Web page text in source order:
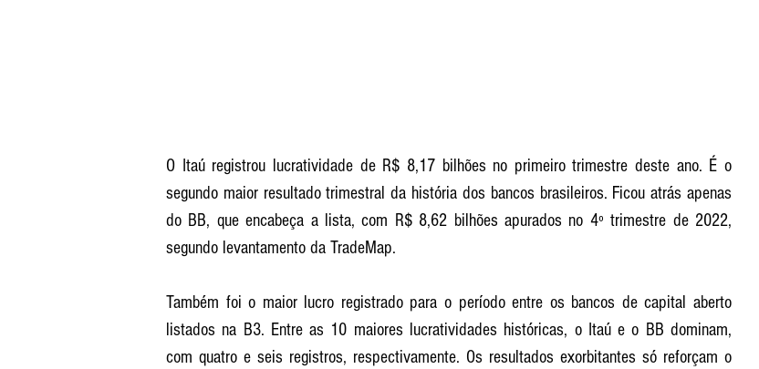
O Itaú registrou lucratividade de R$ 8,17 bilhões no primeiro trimestre deste ano. É o
segundo maior resultado trimestral da história dos bancos brasileiros. Ficou atrás apenas
do BB, que encabeça a lista, com R$ 8,62 bilhões apurados no 4º trimestre de 2022,
segundo levantamento da TradeMap.
Também foi o maior lucro registrado para o período entre os bancos de capital aberto
listados na B3. Entre as 10 maiores lucratividades históricas, o Itaú e o BB dominam,
com quatro e seis registros, respectivamente. Os resultados exorbitantes só reforçam o